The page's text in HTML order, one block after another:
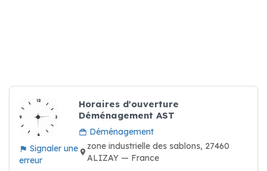
Signaler une
erreur
Horaires d'ouverture
Déménagement AST
Déménagement
zone industrielle des sablons, 27460
ALIZAY — France